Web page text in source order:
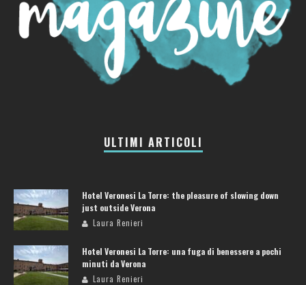
ULTIMI ARTICOLI
Hotel Veronesi La Torre: the pleasure of slowing down
just outside Verona
Laura Renieri
Hotel Veronesi La Torre: una fuga di benessere a pochi
minuti da Verona
Laura Renieri